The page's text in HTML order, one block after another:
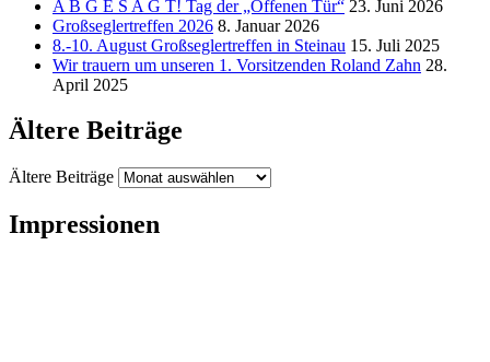
A B G E S A G T! Tag der „Offenen Tür“ 23. Juni 2026
Großseglertreffen 2026 8. Januar 2026
8.-10. August Großseglertreffen in Steinau 15. Juli 2025
Wir trauern um unseren 1. Vorsitzenden Roland Zahn 28.
April 2025
Ältere Beiträge
Ältere Beiträge
Impressionen